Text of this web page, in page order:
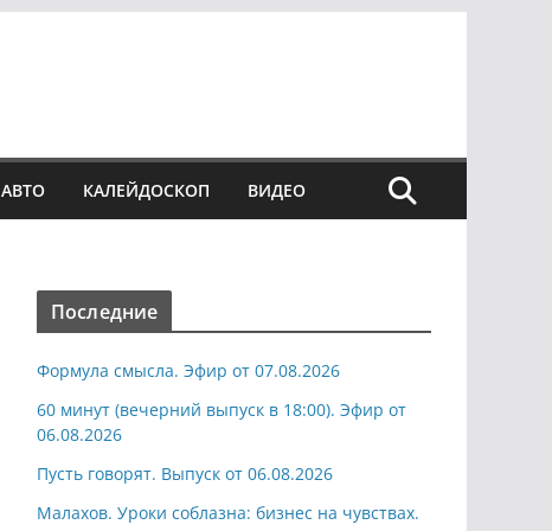
АВТО КАЛЕЙДОСКОП ВИДЕО
Последние
Формула смысла. Эфир от 07.08.2026
60 минут (вечерний выпуск в 18:00). Эфир от
06.08.2026
Пусть говорят. Выпуск от 06.08.2026
Малахов. Уроки соблазна: бизнес на чувствах.